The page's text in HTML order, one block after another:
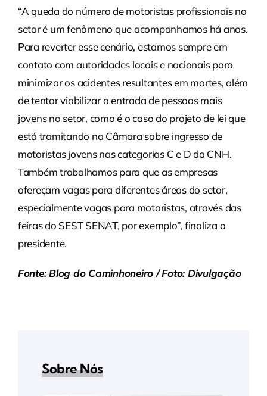
“A queda do número de motoristas profissionais no
setor é um fenômeno que acompanhamos há anos.
Para reverter esse cenário, estamos sempre em
contato com autoridades locais e nacionais para
minimizar os acidentes resultantes em mortes, além
de tentar viabilizar a entrada de pessoas mais
jovens no setor, como é o caso do projeto de lei que
está tramitando na Câmara sobre ingresso de
motoristas jovens nas categorias C e D da CNH.
Também trabalhamos para que as empresas
ofereçam vagas para diferentes áreas do setor,
especialmente vagas para motoristas, através das
feiras do SEST SENAT, por exemplo”, finaliza o
presidente.
Fonte: Blog do Caminhoneiro / Foto: Divulgação
Sobre Nós